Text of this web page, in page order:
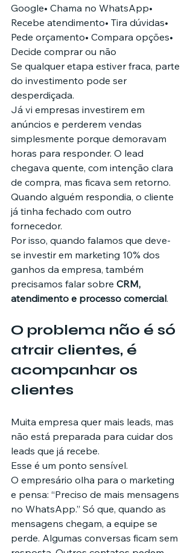
Google• Chama no WhatsApp•
Recebe atendimento• Tira dúvidas•
Pede orçamento• Compara opções•
Decide comprar ou não
Se qualquer etapa estiver fraca, parte
do investimento pode ser
desperdiçada.
Já vi empresas investirem em
anúncios e perderem vendas
simplesmente porque demoravam
horas para responder. O lead
chegava quente, com intenção clara
de compra, mas ficava sem retorno.
Quando alguém respondia, o cliente
já tinha fechado com outro
fornecedor.
Por isso, quando falamos que deve-
se investir em marketing 10% dos
ganhos da empresa, também
precisamos falar sobre CRM,
atendimento e processo comercial.
O problema não é só
atrair clientes, é
acompanhar os
clientes
Muita empresa quer mais leads, mas
não está preparada para cuidar dos
leads que já recebe.
Esse é um ponto sensível.
O empresário olha para o marketing
e pensa: “Preciso de mais mensagens
no WhatsApp.” Só que, quando as
mensagens chegam, a equipe se
perde. Algumas conversas ficam sem